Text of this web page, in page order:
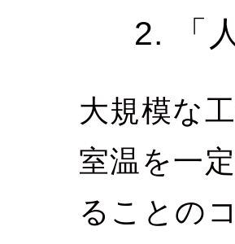
2. 「
大規模な
室温を一
ることの